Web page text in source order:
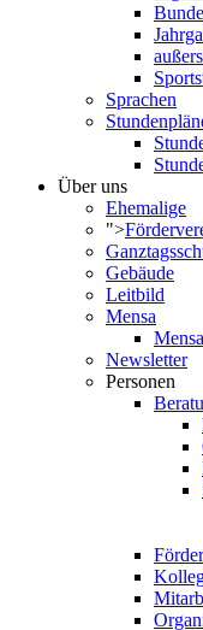
Sprachen
Über uns
Ehemalige
">
Gebäude
Leitbild
Mensa
Newsletter
Personen